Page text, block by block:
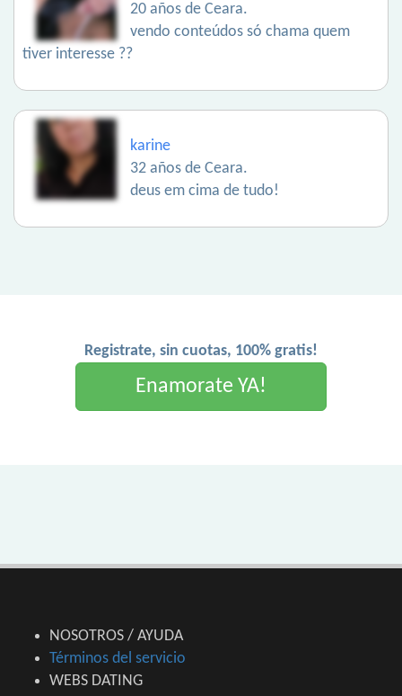
20 años de Ceara.
vendo conteúdos só chama quem
tiver interesse ??
karine
32 años de Ceara.
deus em cima de tudo!
Registrate, sin cuotas, 100% gratis!
Enamorate YA!
NOSOTROS / AYUDA
Términos del servicio
WEBS DATING